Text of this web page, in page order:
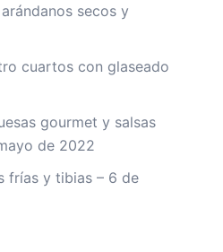
secos y
cuartos con glaseado
gourmet y salsas
de 2022
frías y tibias – 6 de